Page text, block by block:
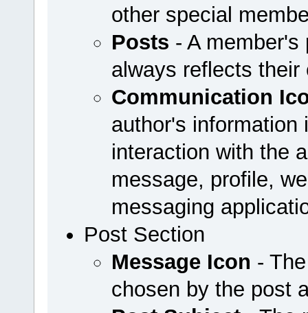
other special
Posts - A
always reflects
Communication
author's information
interaction with the
message, profile,
messaging
Post Section
Message Icon -
chosen by the post